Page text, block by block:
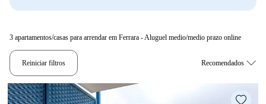
3 apartamentos/casas para arrendar em Ferrara - Aluguel medio/medio prazo online
Reiniciar filtros